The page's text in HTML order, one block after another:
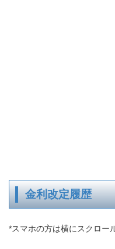
金利改定履歴
*スマホの方は横にスクロー